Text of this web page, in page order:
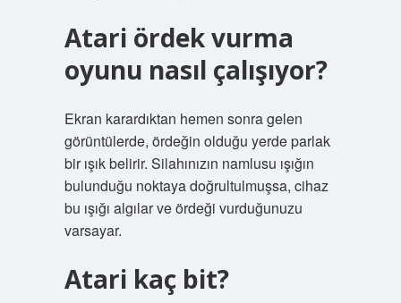
Atari ördek vurma
oyunu nasıl çalışıyor?
Ekran karardıktan hemen sonra gelen
görüntülerde, ördeğin olduğu yerde parlak
bir ışık belirir. Silahınızın namlusu ışığın
bulunduğu noktaya doğrultulmuşsa, cihaz
bu ışığı algılar ve ördeği vurduğunuzu
varsayar.
Atari kaç bit?